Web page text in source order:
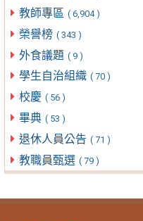
教師專區 ( 6,904 )
榮譽榜 ( 343 )
外食議題 ( 9 )
學生自治組織 ( 70 )
校慶 ( 56 )
畢典 ( 53 )
退休人員公告 ( 71 )
教職員甄選 ( 79 )